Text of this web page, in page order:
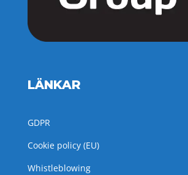
LÄNKAR
GDPR
Cookie policy (EU)
Whistleblowing